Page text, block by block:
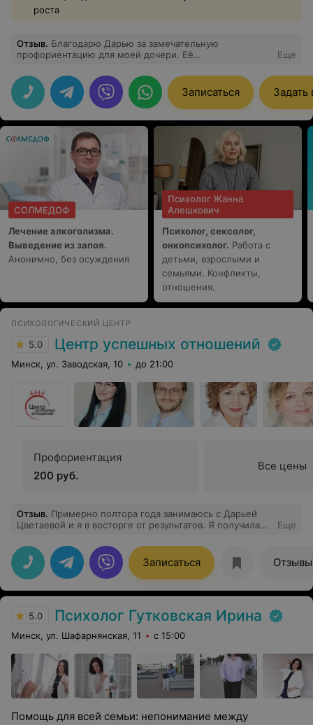
роста
Отзыв. Благодарю Дарью за замечательную
профориентацию для моей дочери. Её
нервной системы, а также учёт интересов и навыков
дочери помогли принять решение о дальнейшем
профессиональном пути. Дарья успешно сочетает
теорию с практическими рекомендациями, что
позволило нам увидеть новые перспективы для
будущего. Теперь моя дочь с вдохновением и
уверенностью рассматривает свои возможности.
Огромное спасибо за вашу работу! С удовольствием
буду рекомендовать вас своим знакомым!
Еще
Записаться Задать
СОЛМЕДОФ
Лечение алкоголизма.
Выведение из запоя.
Анонимно, без осуждения
Психолог Жанна
Алешкович
Психолог, сексолог,
онкопсихолог. Работа с
детьми, взрослыми и
семьями. Конфликты,
отношения.
ПСИХОЛОГИЧЕСКИЙ ЦЕНТР
5.0 Центр успешных отношений
Минск, ул. Заводская, 10 до 21:00
Профориентация
200 руб.
Все цены
Отзыв. Примерно полтора года занимаюсь с Дарьей
Цветаевой и я в восторге от результатов. Я получила
общее улучшение собственного состояния. Очень
комфортный формат общения - онлайн. С Дарьей
впервые за многое попытки работы с психологом/
психотерапевтом я почувствовала реальный результат,
стала спокойнее, уравновешеннее, лучше для самой
занятия по собственным причинам, но точно вернусь
доработать некоторые моменты.
Еще
Записаться Отзывы
5.0 Психолог Гутковская Ирина
Минск, ул. Шафарнянская, 11 с 15:00
Помощь для всей семьи: непонимание между